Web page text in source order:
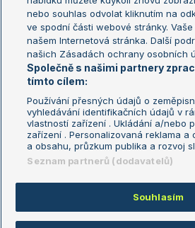
Fotbalové přestupy
Livesport Daily
LS Prague Open
Podmínky užití
Nastavení
GDPR a žurnalistika
Reklama
Kontakt
Informace
údajů
Copyright © 2008-2026 TenisPortal.cz.
nebo souhlas odvolat kliknutím na
ve spodní části webové stránky.
našem Internetová stránka. Další
našich Zásadách ochrany osobních
Společně s našimi partnery
tímto cílem:
Používání přesných údajů o
vyhledávání identifikačních údajů v
vlastností zařízení . Ukládání a/nebo
zařízení . Personalizovaná reklama a
a obsahu, průzkum publika a rozvoj
Seznam partnerů (dodavatelů)
Souhlasím